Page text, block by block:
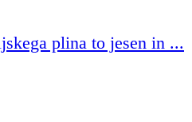
plina to jesen in ...